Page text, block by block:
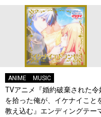
ANIME MUSIC
TVアニメ『婚約破棄された令
を拾った俺が、イケナイこと
教え込む』エンディングテー